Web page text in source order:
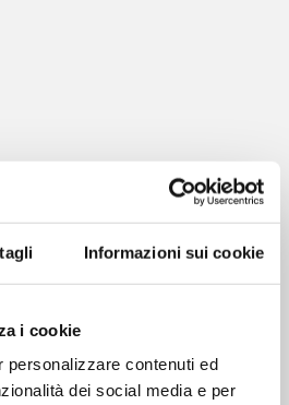
Informazioni sui cookie
i cookie
personalizzare contenuti ed
dei social media e per